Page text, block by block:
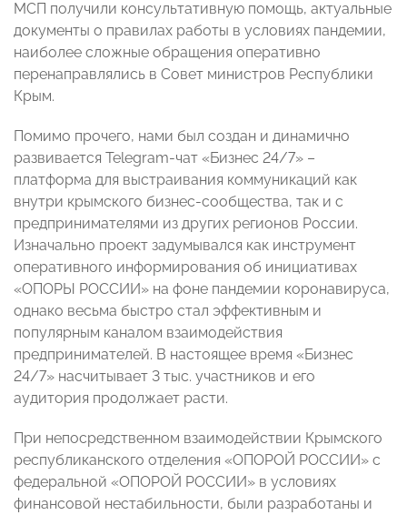
МСП получили консультативную помощь, актуальные
документы о правилах работы в условиях пандемии,
наиболее сложные обращения оперативно
перенаправлялись в Совет министров Республики
Крым.
Помимо прочего, нами был создан и динамично
развивается Telegram-чат «Бизнес 24/7» –
платформа для выстраивания коммуникаций как
внутри крымского бизнес-сообщества, так и с
предпринимателями из других регионов России.
Изначально проект задумывался как инструмент
оперативного информирования об инициативах
«ОПОРЫ РОССИИ» на фоне пандемии коронавируса,
однако весьма быстро стал эффективным и
популярным каналом взаимодействия
предпринимателей. В настоящее время «Бизнес
24/7» насчитывает 3 тыс. участников и его
аудитория продолжает расти.
При непосредственном взаимодействии Крымского
республиканского отделения «ОПОРОЙ РОССИИ» с
федеральной «ОПОРОЙ РОССИИ» в условиях
финансовой нестабильности, были разработаны и